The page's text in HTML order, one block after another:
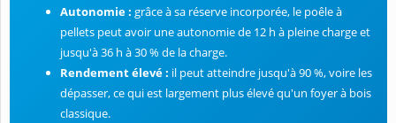
Autonomie : grâce à sa réserve incorporée, le poêle à
pellets peut avoir une autonomie de 12 h à pleine charge et
jusqu'à 36 h à 30 % de la charge.
Rendement élevé : il peut atteindre jusqu'à 90 %, voire les
dépasser, ce qui est largement plus élevé qu'un foyer à bois
classique.